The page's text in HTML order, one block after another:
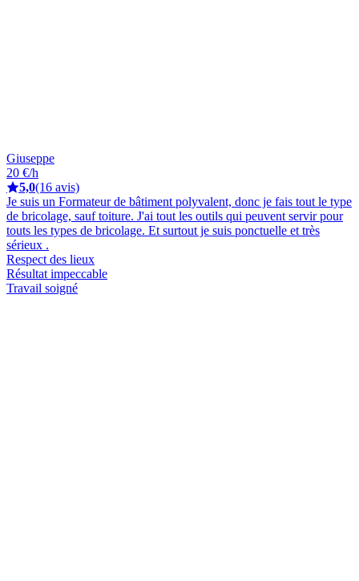
Giuseppe
20 €/h
5,0(16 avis)
Je suis un Formateur de bâtiment polyvalent, donc je fais tout le type
de bricolage, sauf toiture. J'ai tout les outils qui peuvent servir pour
touts les types de bricolage. Et surtout je suis ponctuelle et très
sérieux .
Respect des lieux
Résultat impeccable
Travail soigné